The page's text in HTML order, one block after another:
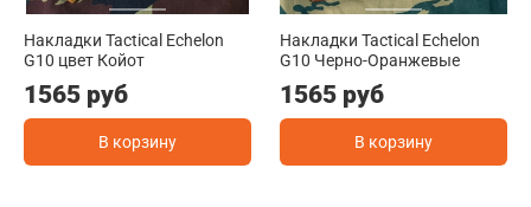
Накладки Tactical Echelon
G10 цвет Койот
1565 руб
В корзину
Накладки Tactical Echelon
G10 Черно-Оранжевые
1565 руб
В корзину